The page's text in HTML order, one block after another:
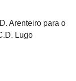
Arenteiro para o
Lugo